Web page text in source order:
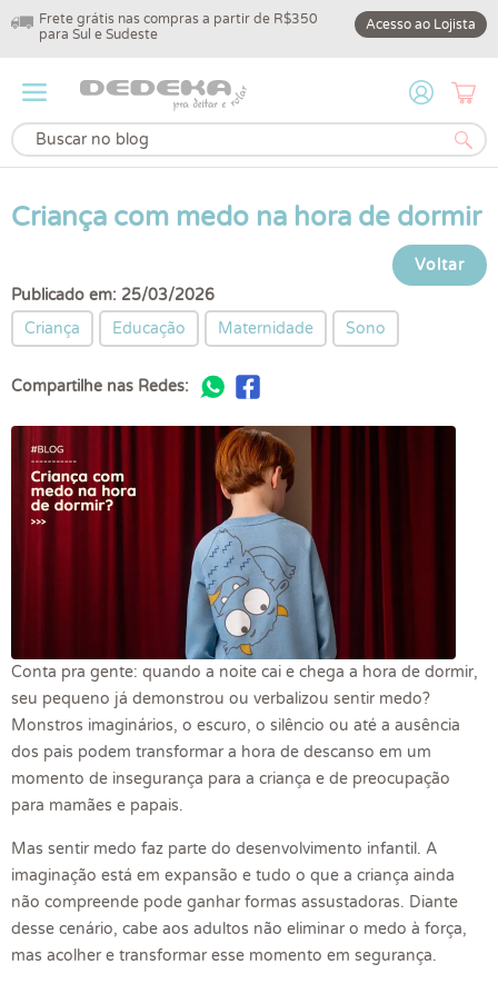
Frete grátis nas compras a partir de R$350
para Sul e Sudeste
10% off na
DEDEKA10
Acesso ao Lojista
Criança com medo na hora de dormir
Voltar
Publicado em: 25/03/2026
Criança
Educação Maternidade Sono
Compartilhe nas Redes:
Conta pra gente: quando a noite cai e chega a hora de dormir,
seu pequeno já demonstrou ou verbalizou sentir medo?
Monstros imaginários, o escuro, o silêncio ou até a ausência
dos pais podem transformar a hora de descanso em um
momento de insegurança para a criança e de preocupação
para mamães e papais.
Mas sentir medo faz parte do desenvolvimento infantil. A
imaginação está em expansão e tudo o que a criança ainda
não compreende pode ganhar formas assustadoras. Diante
desse cenário, cabe aos adultos não eliminar o medo à força,
mas acolher e transformar esse momento em segurança.